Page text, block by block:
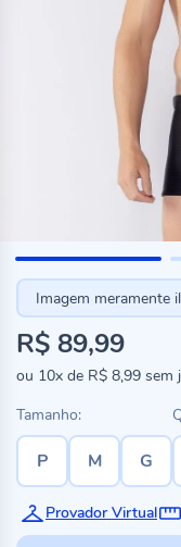
Imagem meramente
R$ 89,99
ou 10x de R$ 8,99 sem
Tamanho:
P M G
Provador Virtual